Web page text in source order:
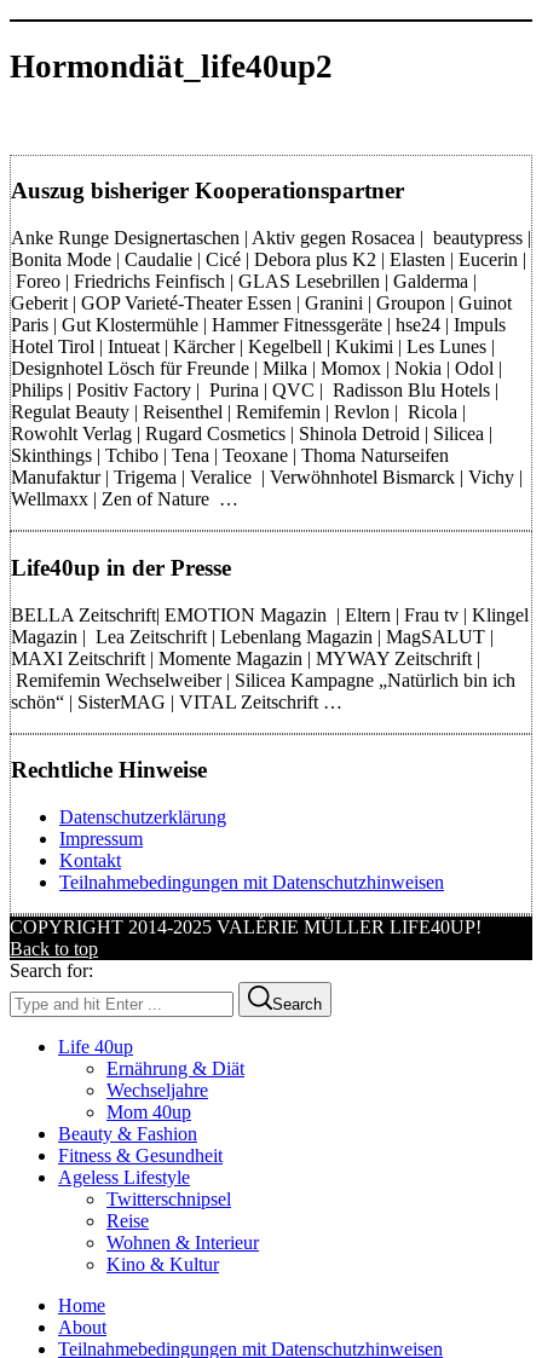
Hormondiät_life40up2
Auszug bisheriger Kooperationspartner
Anke Runge Designertaschen | Aktiv gegen Rosacea | beautypress |
Bonita Mode | Caudalie | Cicé | Debora plus K2 | Elasten | Eucerin |
Foreo | Friedrichs Feinfisch | GLAS Lesebrillen | Galderma |
Geberit | GOP Varieté-Theater Essen | Granini | Groupon | Guinot
Paris | Gut Klostermühle | Hammer Fitnessgeräte | hse24 | Impuls
Hotel Tirol | Intueat | Kärcher | Kegelbell | Kukimi | Les Lunes |
Designhotel Lösch für Freunde | Milka | Momox | Nokia | Odol |
Philips | Positiv Factory | Purina | QVC | Radisson Blu Hotels |
Regulat Beauty | Reisenthel | Remifemin | Revlon | Ricola |
Rowohlt Verlag | Rugard Cosmetics | Shinola Detroid | Silicea |
Skinthings | Tchibo | Tena | Teoxane | Thoma Naturseifen
Manufaktur | Trigema | Veralice | Verwöhnhotel Bismarck | Vichy |
Wellmaxx | Zen of Nature …
Life40up in der Presse
BELLA Zeitschrift| EMOTION Magazin | Eltern | Frau tv | Klingel
Magazin | Lea Zeitschrift | Lebenlang Magazin | MagSALUT |
MAXI Zeitschrift | Momente Magazin | MYWAY Zeitschrift |
Remifemin Wechselweiber | Silicea Kampagne „Natürlich bin ich
schön“ | SisterMAG | VITAL Zeitschrift …
Rechtliche Hinweise
Datenschutzerklärung
Impressum
Kontakt
Teilnahmebedingungen mit Datenschutzhinweisen
COPYRIGHT 2014-2025 VALÉRIE MÜLLER LIFE40UP!
Back to top
Search for:
Search
Life 40up
Ernährung & Diät
Wechseljahre
Mom 40up
Beauty & Fashion
Fitness & Gesundheit
Ageless Lifestyle
Twitterschnipsel
Reise
Wohnen & Interieur
Kino & Kultur
Home
About
Teilnahmebedingungen mit Datenschutzhinweisen